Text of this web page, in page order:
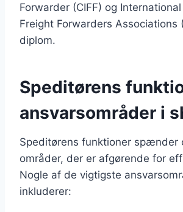
Forwarder (CIFF) og
Freight Forwarders Associations
diplom.
Speditørens
ansvarsområder i
Speditørens funktioner spænder
områder, der er afgørende for
Nogle af de vigtigste
inkluderer: